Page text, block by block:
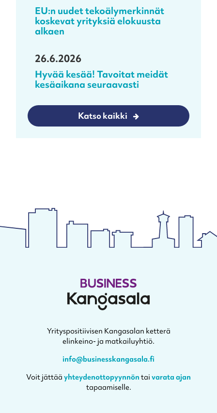
EU:n uudet tekoälymerkinnät
koskevat yrityksiä elokuusta
alkaen
26.6.2026
Hyvää kesää! Tavoitat meidät
kesäaikana seuraavasti
Katso kaikki
Yrityspositiivisen Kangasalan ketterä
elinkeino- ja matkailuyhtiö.
info@businesskangasala.fi
Voit jättääyhteydenottopyynnöntaivarata ajan
tapaamiselle.